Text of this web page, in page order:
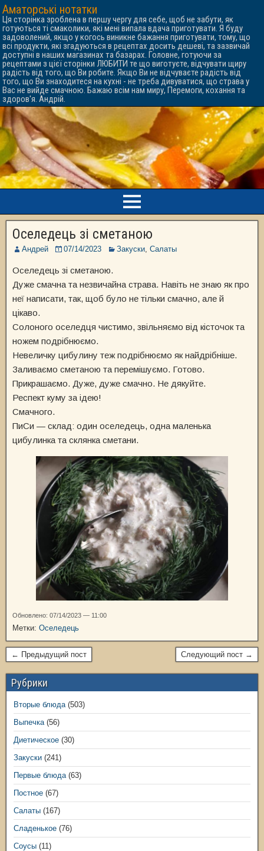
Аматорські нотатки
Ця сторінка зроблена в першу чергу для себе, щоб не забути, як
готуються ті смаколики, які мені випала вдача приготувати. Я буду
задоволений, якщо у когось виникне бажання приготувати, тому, що
всі продукти, які згадуються в рецептах досить дешеві, та зазвичай
доступні в наших магазинах та базарах. Головне, готуючи за
рецептами з цієї сторінки ЛЮБИТИ те що виготуєте, відчувати щиру
радість від того, що Ви робите. Якщо Ви не відчуваєте радість від
того, що Ви знаходитеся на кухні - не треба дивуватися, що страва у
Вас не вийде смачною. Бажаю всім нам миру, Перемоги, кохання та
здоров'я. Андрій.
Оселедець зі сметаною
Андрей 07/14/2023 Закуски, Салаты
Оселедець зі сметаною.
Дуже смачна та незвичайна страва. Навіть не знаю як про
неї написати, так, щоб було не тільки смачно, але й
цікаво.
Солоного оселедця чистимо, звільняємо від кісточок та
ножем подрібнюємо.
Невеличку цибулину теж подрібнюємо як найдрібніше.
Заливаємо сметаною та перемішуємо. Готово.
Прикрашаємо. Дуже, дуже смачно. Не дякуйте.
Респект куму за ідею!
Смачного.
ПиСи — склад: один оселедець, одна маленька
цибулинка та склянка сметани.
Обновлено: 07/14/2023 — 11:00
Метки: Оселедець
← Предыдущий пост Следующий пост →
Рубрики
Вторые блюда (503)
Выпечка (56)
Диетическое (30)
Закуски (241)
Первые блюда (63)
Постное (67)
Салаты (167)
Сладенькое (76)
Соусы (11)